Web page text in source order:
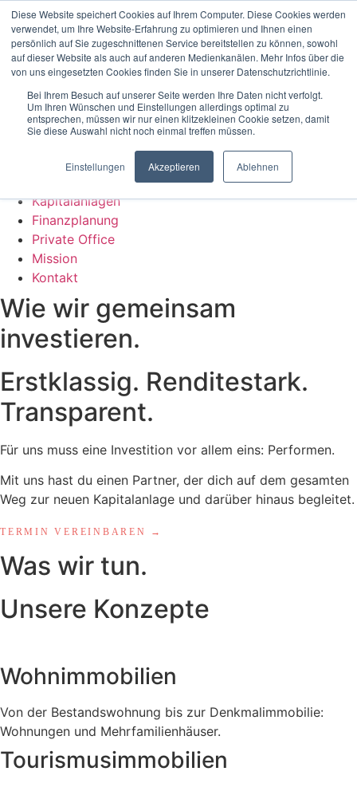
Diese Website speichert Cookies auf Ihrem Computer. Diese Cookies werden
verwendet, um Ihre Website-Erfahrung zu optimieren und Ihnen einen
persönlich auf Sie zugeschnittenen Service bereitstellen zu können, sowohl
auf dieser Website als auch auf anderen Medienkanälen. Mehr Infos über die
von uns eingesetzten Cookies finden Sie in unserer Datenschutzrichtlinie.
Bei Ihrem Besuch auf unserer Seite werden Ihre Daten nicht verfolgt.
Um Ihren Wünschen und Einstellungen allerdings optimal zu
entsprechen, müssen wir nur einen klitzekleinen Cookie setzen, damit
Sie diese Auswahl nicht noch einmal treffen müssen.
Einstellungen Akzeptieren Ablehnen
Zum Inhalt wechseln
Home
Kapitalanlagen
Private Office
Mission
Kapitalanlagen
Finanzplanung
Private Office
Mission
Kontakt
Wie wir gemeinsam
investieren.
Erstklassig. Renditestark.
Transparent.
Für uns muss eine Investition vor allem eins: Performen.
Mit uns hast du einen Partner, der dich auf dem gesamten
Weg zur neuen Kapitalanlage und darüber hinaus begleitet.
TERMIN VEREINBAREN →
Was wir tun.
Unsere Konzepte
Wohnimmobilien
Von der Bestandswohnung bis zur Denkmalimmobilie:
Wohnungen und Mehrfamilienhäuser.
Tourismusimmobilien